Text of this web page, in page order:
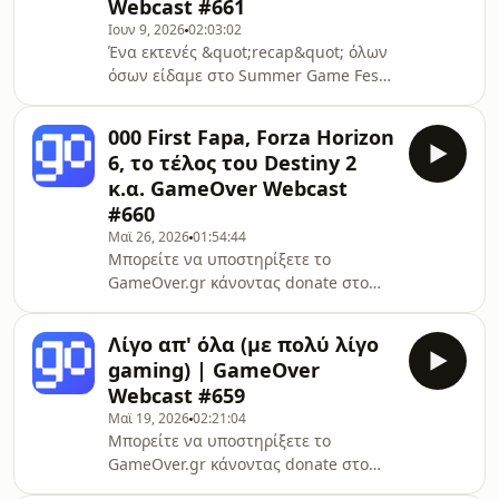
-Κάντε subscribe στο κανάλι
GameOverGR Plus στο YouTube
https://tinyurl.com/GameOverGRplus*
-Επισκεφθείτε το site μας στο
https://gameover.gr/* -Βρείτε μας στο
Discord http
Webcast #661
Ιουν 9, 202602:03:02
Ένα εκτενές &quot;recap&quot; όλων
όσων είδαμε στο Summer Game Fest
παρακάτω
link:https://www.paypal.com/donate/?
hosted_button_id=PZGZV6CJBD7UJ*
-Κάντε subscribe στο κανάλι
GameOverGR Plus στο YouTube
https://tinyurl.com/GameOverGRplus*
-Επισκεφθείτε το site μας στο
https://gameover.gr/* -Βρείτε μας στο
Discord https://discord.gg/YpG
000 First Fapa, Forza Horizon
6, το τέλος του Destiny 2
κ.α. GameOver Webcast
#660
Μαϊ 26, 202601:54:44
Μπορείτε να υποστηρίξετε το
GameOver.gr κάνοντας donate στο
hosted_button_id=PZGZV6CJBD7UJ*
-Κάντε subscribe στο κανάλι
GameOverGR Plus στο YouTube
https://tinyurl.com/GameOverGRplus*
-Επισκεφθείτε το site μας στο
https://gameover.gr/* -Βρείτε μας στο
Discord https://discord.gg/YpGqTf4*
Λίγο απ' όλα (με πολύ λίγο
gaming) | GameOver
Webcast #659
Μαϊ 19, 202602:21:04
Μπορείτε να υποστηρίξετε το
GameOver.gr κάνοντας donate στο